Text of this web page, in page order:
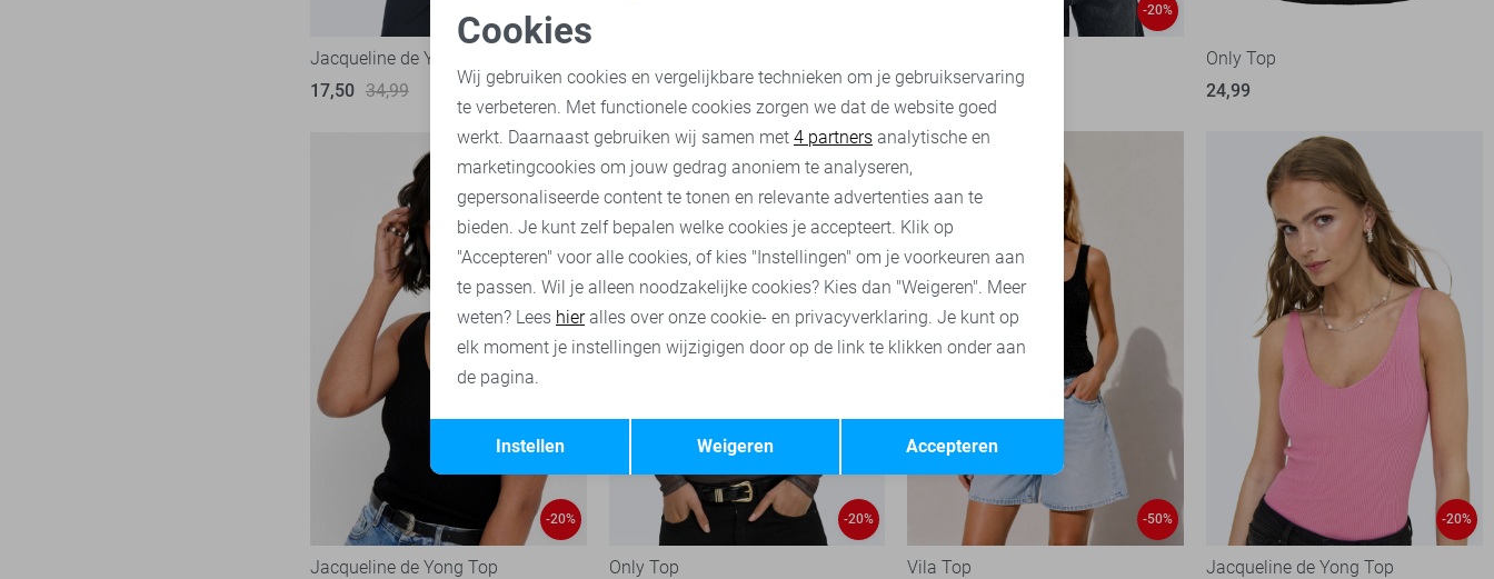
Jacqueline de Yong Top
17,50 34,99
10,00
19,99
-20%
13,60 16,99
Only Top
24,99
-20%
Jacqueline de Yong Top
-20%
Only Top
-50%
Vila Top
-20%
Jacqueline de Yong Top
Noodzakelijke cookies
Analytische cookies Marketing cookies
Terug Opslaan
Cookies
Wij gebruiken cookies en vergelijkbare technieken om je gebruikservaring
te verbeteren. Met functionele cookies zorgen we dat de website goed
werkt. Daarnaast gebruiken wij samen met 4 partners analytische en
marketingcookies om jouw gedrag anoniem te analyseren,
gepersonaliseerde content te tonen en relevante advertenties aan te
bieden. Je kunt zelf bepalen welke cookies je accepteert. Klik op
"Accepteren" voor alle cookies, of kies "Instellingen" om je voorkeuren aan
te passen. Wil je alleen noodzakelijke cookies? Kies dan "Weigeren". Meer
weten? Lees hieralles over onze cookie- en privacyverklaring. Je kunt op
elk moment je instellingen wijzigigen door op de link te klikken onder aan
de pagina.
Accepteren
Weigeren
Instellen